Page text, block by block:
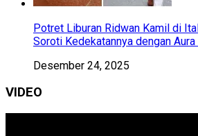
Potret Liburan Ridwan Kamil di
Soroti Kedekatannya dengan
Desember 24, 2025
VIDEO